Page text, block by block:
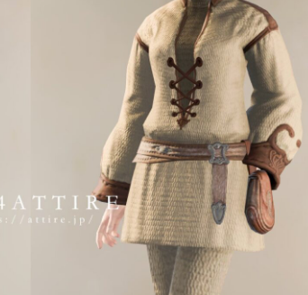
フルフェイス
頭装備ギミックあり
ノースリーブ